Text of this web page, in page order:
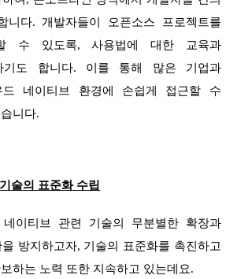
니다. 개발자들이 오픈소스 프로젝트를
수 있도록, 사용법에 대한 교육과
기도 합니다. 이를 통해 많은 기업과
드 네이티브 환경에 손쉽게 접근할 수
니다.
술의 표준화 수립
네이티브 관련 기술의 무분별한 확장과
방지하고자, 기술의 표준화를 촉진하고
하는 노력 또한 지속하고 있는데요.